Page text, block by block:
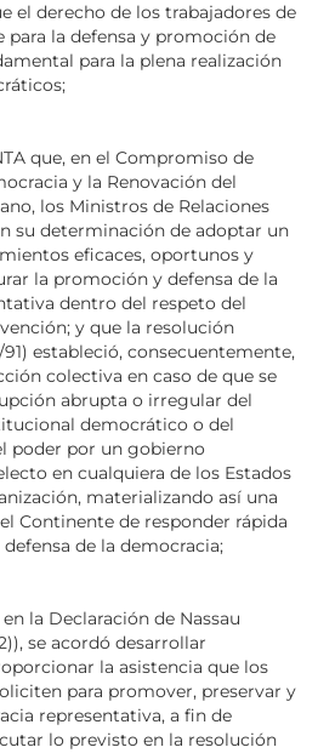
el derecho de los trabajadores de
para la defensa y promoción de
para la plena realización
que, en el Compromiso de
y la Renovación del
los Ministros de Relaciones
su determinación de adoptar un
eficaces, oportunos y
la promoción y defensa de la
dentro del respeto del
y que la resolución
91) estableció, consecuentemente,
colectiva en caso de que se
abrupta o irregular del
democrático o del
poder por un gobierno
en cualquiera de los Estados
materializando así una
Continente de responder rápida
de la democracia;
la Declaración de Nassau
se acordó desarrollar
la asistencia que los
para promover, preservar y
representativa, a fin de
lo previsto en la resolución